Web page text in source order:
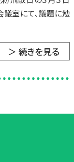
議室にて、議題に勉
＞ 続きを見る